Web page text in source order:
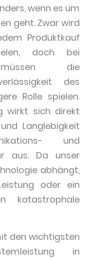
wenn es um
geht. Zwar wird
Produktkauf
doch bei
müssen die
des
Rolle spielen.
wirkt sich direkt
Langlebigkeit
und
aus. Da unser
abhängt,
oder ein
katastrophale
den wichtigsten
in